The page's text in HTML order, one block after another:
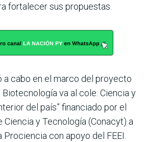
fortalecer sus propuestas.
a cabo en el marco del proyecto
Biotecnología va al cole: Ciencia y
del país” financiado por el
Ciencia y Tecnología (Conacyt) a
con apoyo del FEEI.